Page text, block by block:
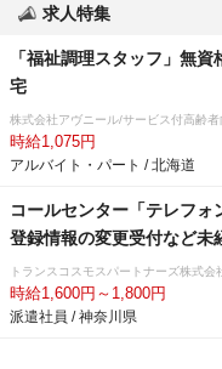
求人特集
「福祉調理スタッフ」無
宅
株式会社アヴニール/サービス付高齢者
時給1,075円
アルバイト・パート / 北海道
コールセンター「テレフ
登録情報の変更受付など未
トランスコスモスパートナーズ株式会
時給1,600円～1,800円
派遣社員 / 神奈川県